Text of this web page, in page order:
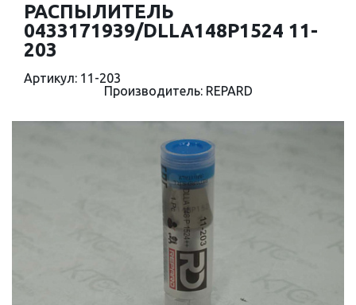
РАСПЫЛИТЕЛЬ
0433171939/DLLA148P1524 11-
203
Артикул: 11-203
Производитель: REPARD